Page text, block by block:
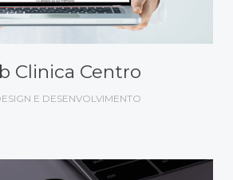
Clinica Centro
E DESENVOLVIMENTO